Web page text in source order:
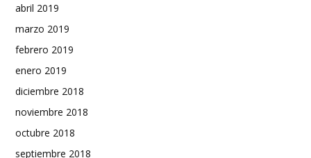
abril 2019
marzo 2019
febrero 2019
enero 2019
diciembre 2018
noviembre 2018
octubre 2018
septiembre 2018